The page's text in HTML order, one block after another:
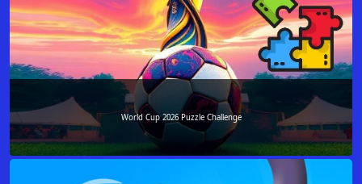
World Cup 2026 Puzzle Challenge